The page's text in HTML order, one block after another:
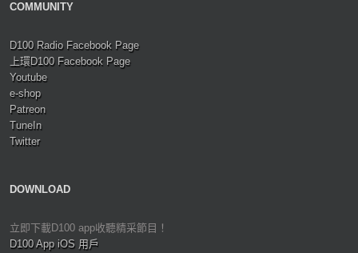
COMMUNITY
D100 Radio Facebook Page
上環D100 Facebook Page
Youtube
e-shop
Patreon
TuneIn
Twitter
DOWNLOAD
立即下載D100 app收聽精采節目！
D100 App iOS 用戶